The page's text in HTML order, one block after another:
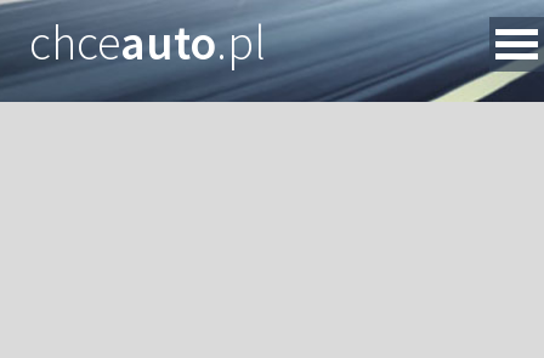
chceauto.pl